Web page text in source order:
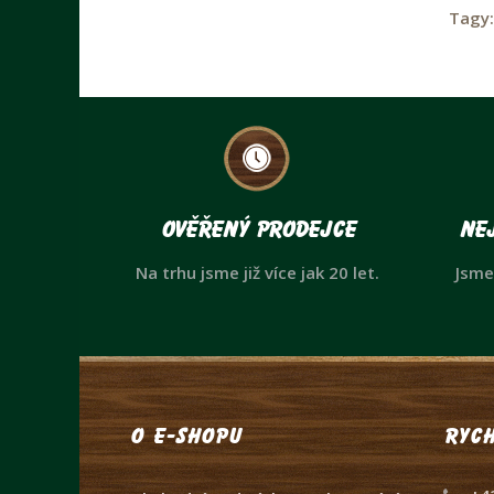
Tagy:
Ověřený prodejce
Na trhu jsme již více jak 20 let.
O e-shopu